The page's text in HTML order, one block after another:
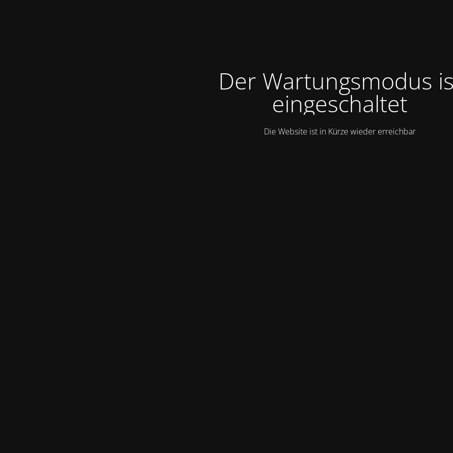
Der Wartungsmodus
eingeschaltet
Die Website ist in Kürze wieder erreichbar